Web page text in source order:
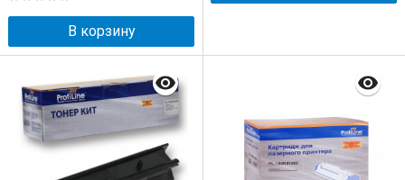
В корзину